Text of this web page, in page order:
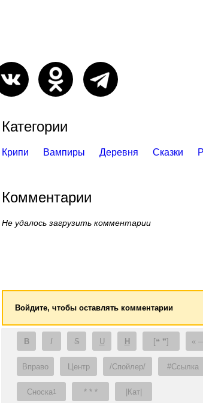
Категории
Крипи Вампиры Деревня Сказки
Комментарии
Не удалось загрузить комментарии
Войдите, чтобы оставлять комментарии
B I S U H [❝ ❞]
Вправо Центр /Спойлер/ #Ссылка
Сноска1 * * * |Кат|